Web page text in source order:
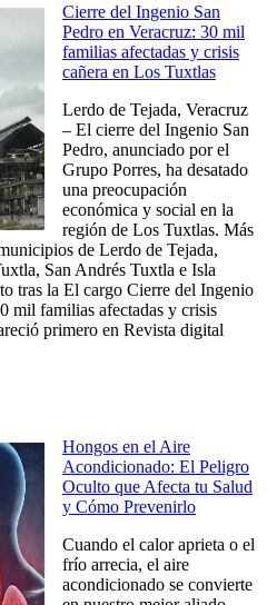
Cierre del Ingenio San
Pedro en Veracruz: 30 mil
familias afectadas y crisis
cañera en Los Tuxtlas
Lerdo de Tejada, Veracruz
– El cierre del Ingenio San
Pedro, anunciado por el
Grupo Porres, ha desatado
una preocupación
económica y social en la
región de Los Tuxtlas. Más
de Lerdo de Tejada,
San Andrés Tuxtla e Isla
tras la El cargo Cierre del Ingenio
mil familias afectadas y crisis
primero en Revista digital
Hongos en el Aire
Acondicionado: El Peligro
Oculto que Afecta tu Salud
y Cómo Prevenirlo
Cuando el calor aprieta o el
frío arrecia, el aire
acondicionado se convierte